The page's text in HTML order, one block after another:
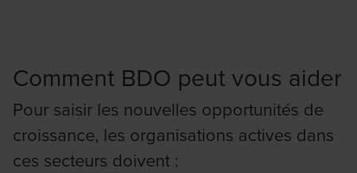
Comment BDO peut vous aider
Pour saisir les nouvelles opportunités de
croissance, les organisations actives dans
ces secteurs doivent :